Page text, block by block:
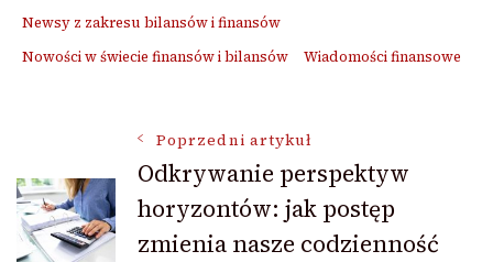
Newsy z zakresu bilansów i finansów
Nowości w świecie finansów i bilansów
Wiadomości finansowe
Nawigacja
wpisu
Poprzedni artykuł
Odkrywanie perspektyw
horyzontów: jak postęp
zmienia nasze codzienność